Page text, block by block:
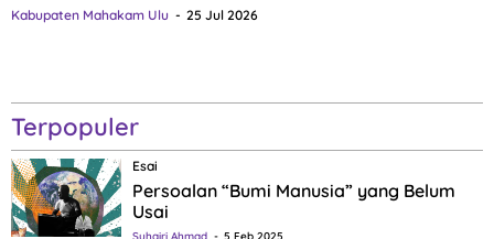
Kabupaten Mahakam Ulu 25 Jul 2026
Terpopuler
Esai
Persoalan “Bumi Manusia” yang Belum
Usai
Suhairi Ahmad 5 Feb 2025